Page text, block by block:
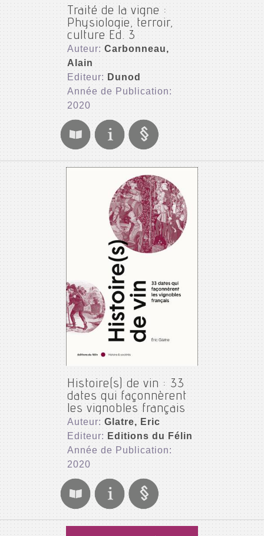
Traité de la vigne :
Physiologie, terroir,
culture Ed. 3
Auteur:Carbonneau,
Alain
Editeur: Dunod
Année de Publication:
2020
Histoire(s) de vin : 33
dates qui façonnèrent
les vignobles français
Auteur:Glatre, Eric
Editeur: Editions du Félin
Année de Publication:
2020